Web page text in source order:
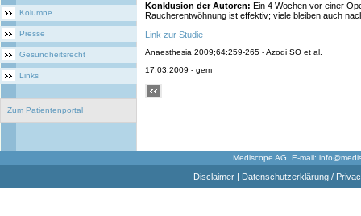
Kolumne
Presse
Gesundheitsrecht
Links
Zum Patientenportal
Konklusion der Autoren: Ein 4 Wochen vor einer
Raucherentwöhnung ist effektiv; viele bleiben auch
Link zur Studie
Anaesthesia 2009;64:259-265 - Azodi SO et al.
17.03.2009 - gem
Mediscope AG E-mail:
Disclaimer| Datenschutzerklärung /